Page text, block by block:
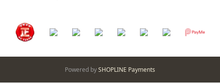
Powered bySHOPLINE Payments